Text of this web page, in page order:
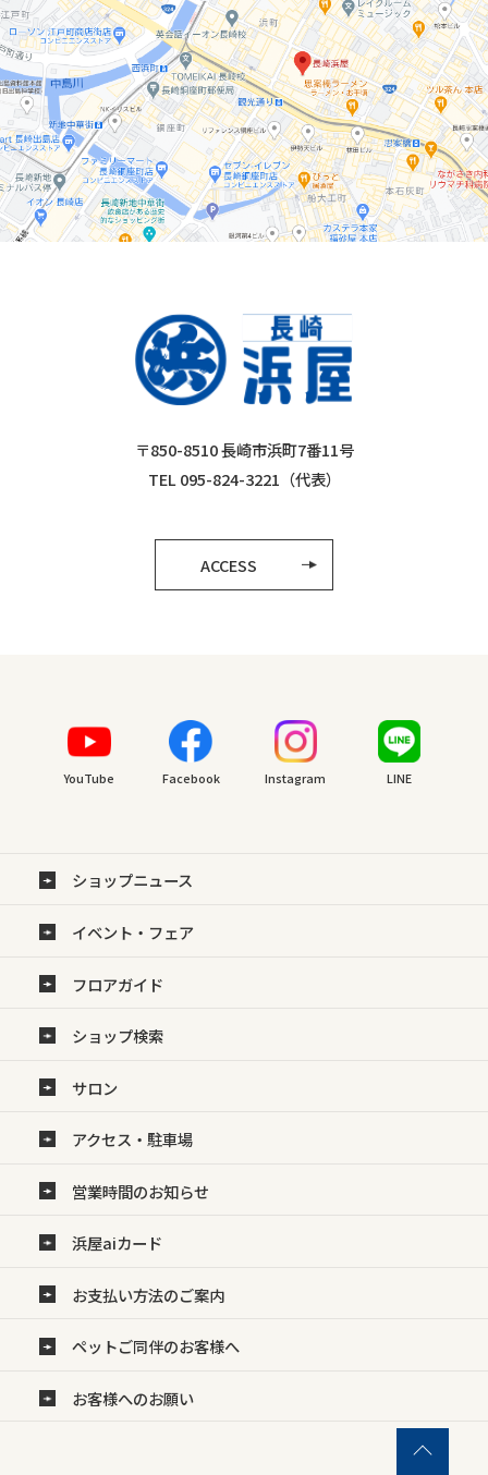
〒850-8510 長崎市浜町7番11号
TEL 095-824-3221（代表）
ACCESS
YouTube Facebook Instagram LINE
ショップニュース
イベント・フェア
フロアガイド
ショップ検索
サロン
アクセス・駐車場
営業時間のお知らせ
浜屋aiカード
お支払い方法のご案内
ペットご同伴のお客様へ
お客様へのお願い